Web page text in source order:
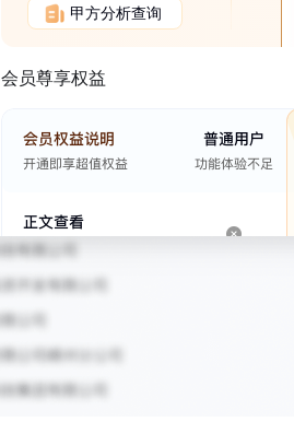
甲方分析查询
会员尊享权益